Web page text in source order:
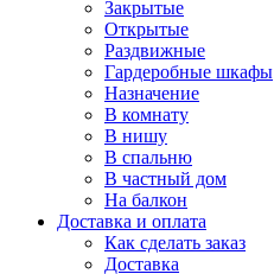
Закрытые
Открытые
Раздвижные
Гардеробные шкафы
Назначение
В комнату
В нишу
В спальню
В частный дом
На балкон
Доставка и оплата
Как сделать заказ
Доставка